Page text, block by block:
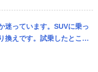
迷っています。SUVに乗っ
換えです。試乗したとこ
はキックスが気に入ったの